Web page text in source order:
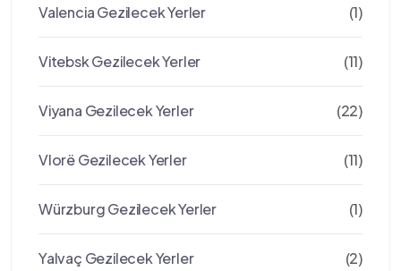
Valencia Gezilecek Yerler (1)
Vitebsk Gezilecek Yerler (11)
Viyana Gezilecek Yerler (22)
Vlorë Gezilecek Yerler (11)
Würzburg Gezilecek Yerler (1)
Yalvaç Gezilecek Yerler (2)